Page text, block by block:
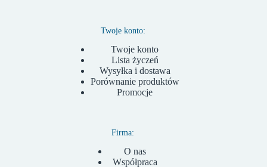
Twoje konto:
Twoje konto
Lista życzeń
Wysyłka i dostawa
Porównanie produktów
Promocje
Firma:
O nas
Współpraca